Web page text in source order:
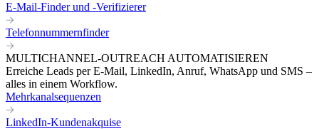
E-Mail-Finder und -Verifizierer
Telefonnummernfinder
MULTICHANNEL-OUTREACH AUTOMATISIEREN
Erreiche Leads per E-Mail, LinkedIn, Anruf, WhatsApp und SMS –
alles in einem Workflow.
Mehrkanalsequenzen
LinkedIn-Kundenakquise